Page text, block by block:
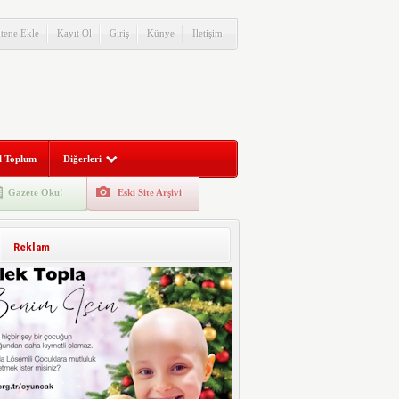
Ekle Kayıt Ol Giriş Künye İletişim
Toplum Diğerleri
Gazete Oku! Eski Site Arşivi
Reklam